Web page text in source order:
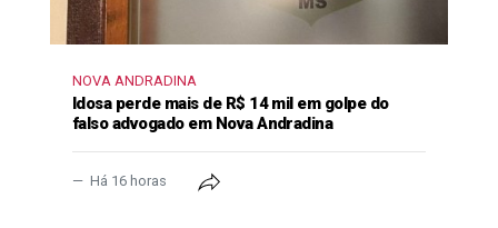
NOVA ANDRADINA
Idosa perde mais de R$ 14 mil em golpe do
falso advogado em Nova Andradina
Há 16 horas